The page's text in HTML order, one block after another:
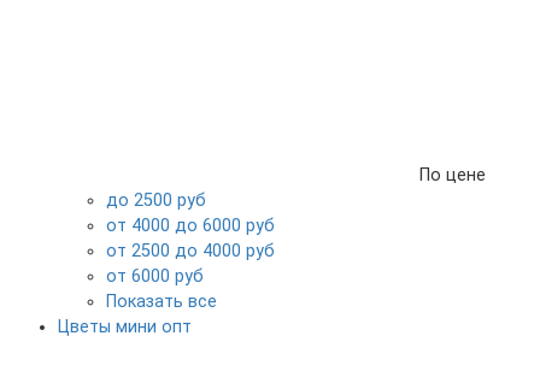
По цене
до 2500 руб
от 4000 до 6000 руб
от 2500 до 4000 руб
от 6000 руб
Показать все
Цветы мини опт